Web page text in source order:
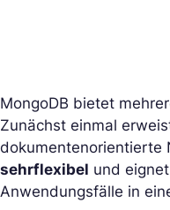
MongoDB bietet
Zunächst einmal
dokumentenorientierte
sehrflexibel und
Anwendungsfälle in